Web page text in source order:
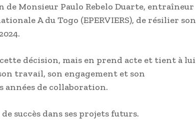
de Monsieur Paulo Rebelo Duarte, entraîneur
A du Togo (EPERVIERS), de résilier son
décision, mais en prend acte et tient à lui
travail, son engagement et son
de collaboration.
succès dans ses projets futurs.